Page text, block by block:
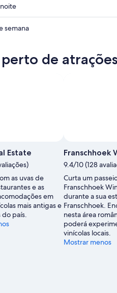
semana
de
Estate
as uvas de
e as
em
mais antigas e
país.
Franschhoek
9.4/10 (128
Curta um
Franschhoek
durante a sua
Franschhoek.
nesta área
poderá
vinícolas locais.
Mostrar menos